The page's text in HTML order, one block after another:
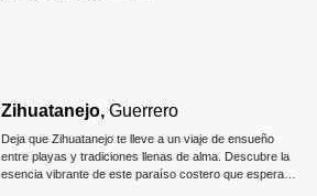
Zihuatanejo,Guerrero
Deja que Zihuatanejo te lleve a un viaje de ensueño
entre playas y tradiciones llenas de alma. Descubre la
esencia vibrante de este paraíso costero que espera